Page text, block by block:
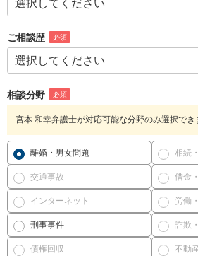
ご相談歴 必須
相談分野 必須
宮本 和幸弁護士が対応可能な分野のみ選択でき
離婚・男女問題 相続
交通事故 借金
インターネット 労働
刑事事件 詐欺
債権回収 不動